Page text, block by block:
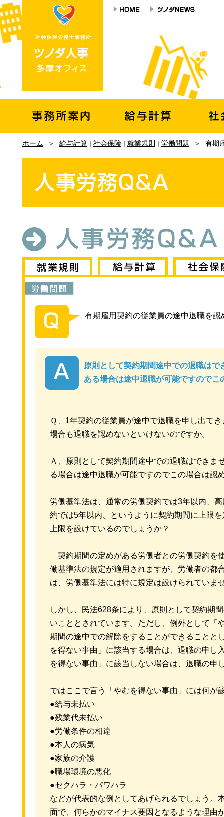
ホーム ＞ 給与計算 | 社会保険 | 就業規則 | 労働問題 ＞ 有期
有期雇用契約の従業員の途中退職を
原則として契約期間途中での退職は
ある場合は途中退職が可能ですので
Ｑ、1年契約の従業員が途中で退職を申し出て
場合も退職を認めないといけないのですか。
Ａ、原則として契約期間途中での退職はできま
る場合は途中退職が可能ですのでこの場合は認
労働基準法は、通常の労働契約では3年以内、
約では5年以内、というように契約期間に上限
上限を設けているのでしょうか？
契約期間の定めがある労働者との労働契約を
働基準法の規定が適用されますが、労働者の都
は、労働基準法には特に規定は設けられていま
しかし、民法628条により、原則として契約期
いこととされています。ただし、例外として「
期間の途中での解除をすることができることと
を得ない事由」に該当する場合は、退職の申し
を得ない事由」に該当しない場合は、退職の申
ではここで言う「やむを得ない事由」には何が
●給与未払い
●残業代未払い
●労働条件の相違
●本人の病気
●家族の介護
●職場環境の悪化
●セクハラ・パワハラ
などが代表的な例としてあげられるでしょう。
面で、何らかのマイナス要因となるような理由